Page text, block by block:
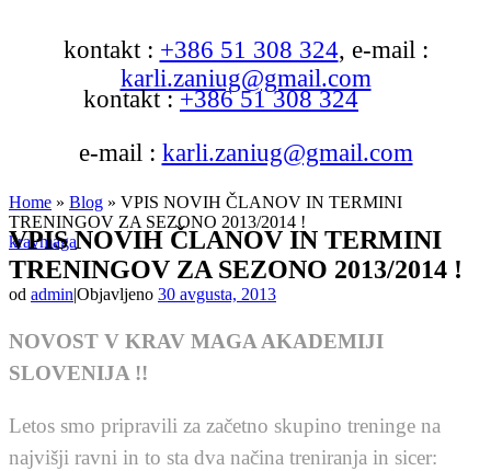
kontakt : +386 51 308 324, e-mail :
karli.zaniug@gmail.com
kontakt :+386 51 308 324
e-mail : karli.zaniug@gmail.com
Home » Blog » VPIS NOVIH ČLANOV IN TERMINI
TRENINGOV ZA SEZONO 2013/2014 !
kravmaga
VPIS NOVIH ČLANOV IN TERMINI
TRENINGOV ZA SEZONO 2013/2014 !
od admin|Objavljeno 30 avgusta, 2013
NOVOST V KRAV MAGA AKADEMIJI
SLOVENIJA !!
Letos smo pripravili za začetno skupino treninge na
najvišji ravni in to sta dva načina treniranja in sicer: